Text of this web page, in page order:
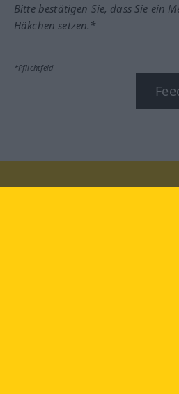
Bitte bestätigen Sie, dass Sie ein
Häkchen setzen.*
*Pflichtfeld